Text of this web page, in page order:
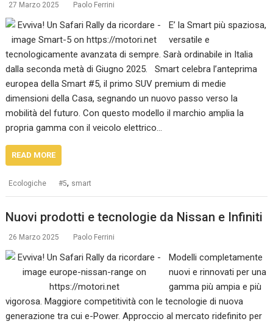
27 Marzo 2025 Paolo Ferrini
E’ la Smart più spaziosa,
versatile e
tecnologicamente avanzata di sempre. Sarà ordinabile in Italia
dalla seconda metà di Giugno 2025. Smart celebra l’anteprima
europea della Smart #5, il primo SUV premium di medie
dimensioni della Casa, segnando un nuovo passo verso la
mobilità del futuro. Con questo modello il marchio amplia la
propria gamma con il veicolo elettrico…
READ MORE
Ecologiche #5, smart
Nuovi prodotti e tecnologie da Nissan e Infiniti
26 Marzo 2025 Paolo Ferrini
Modelli completamente
nuovi e rinnovati per una
gamma più ampia e più
vigorosa. Maggiore competitività con le tecnologie di nuova
generazione tra cui e-Power. Approccio al mercato ridefinito per